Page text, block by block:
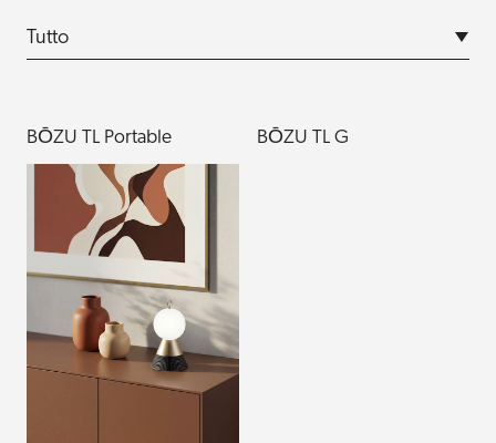
BŌZU TL Portable BŌZU TL G